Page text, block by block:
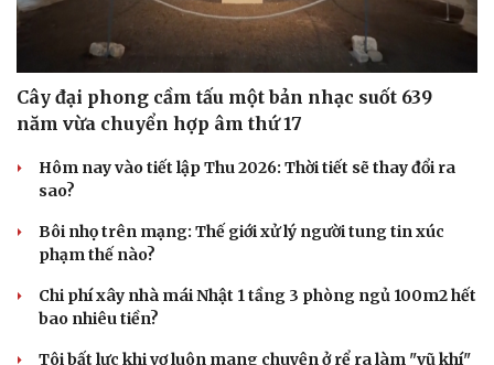
Cây đại phong cầm tấu một bản nhạc suốt 639
năm vừa chuyển hợp âm thứ 17
Hôm nay vào tiết lập Thu 2026: Thời tiết sẽ thay đổi ra
sao?
Bôi nhọ trên mạng: Thế giới xử lý người tung tin xúc
phạm thế nào?
Chi phí xây nhà mái Nhật 1 tầng 3 phòng ngủ 100m2 hết
bao nhiêu tiền?
Tôi bất lực khi vợ luôn mang chuyện ở rể ra làm "vũ khí"